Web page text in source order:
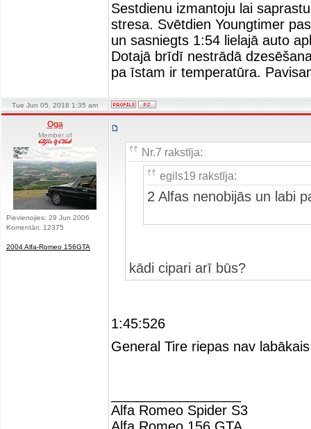
Sestdienu izmantoju lai
stresa. Svētdien Youngtimer
un sasniegts 1:54 lielajā auto
Dotajā brīdī nestrādā
pa īstam ir temperatūra.
Tue Jun 05, 2018 1:35 am
Oga
Member of
Pievienojies: 29 Jun 2006
Komentāri: 12375
2004 Alfa-Romeo 156GTA
Nr.7 rakstīja:
egils19 rakstīja:
2 Alfas nenobijās un labi
kādi cipari arī būs?
1:45:526
General Tire riepas nav
Alfa Romeo Spider S3